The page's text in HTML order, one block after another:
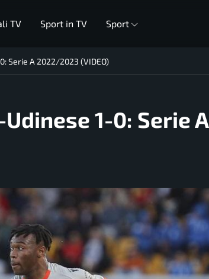
TV Sport in TV Sport
Serie A 2022/2023 (VIDEO)
1-0: Serie A